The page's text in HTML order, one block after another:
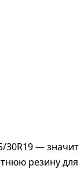
30R19 — значит
резину для